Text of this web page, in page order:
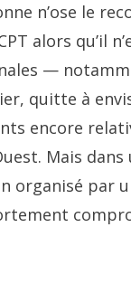
n’ose le
alors qu’il
—
quitte à
encore
Mais
organisé par